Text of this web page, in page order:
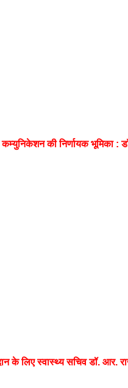
की निर्णायक भूमिका :
के लिए स्वास्थ्य सचिव डॉ. आर.